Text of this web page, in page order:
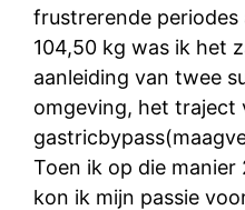
frustrerende periodes
104,50 kg was ik het
aanleiding van twee
omgeving, het traject
Toen ik op die
kon ik mijn passie